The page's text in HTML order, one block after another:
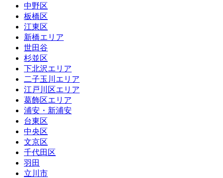
中野区
板橋区
江東区
新橋エリア
世田谷
杉並区
下北沢エリア
二子玉川エリア
江戸川区エリア
葛飾区エリア
浦安・新浦安
台東区
中央区
文京区
千代田区
羽田
立川市